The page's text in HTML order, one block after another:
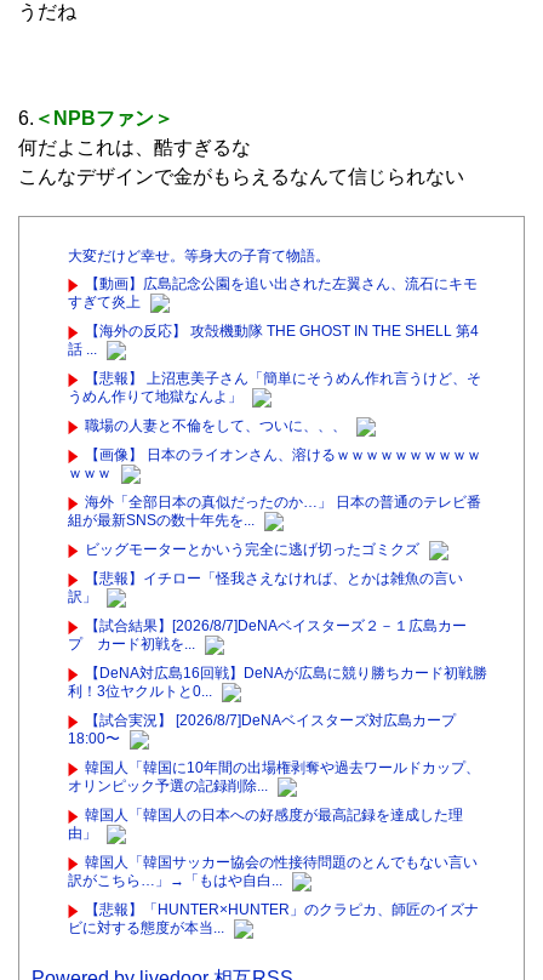
うだね
6. ＜NPBファン＞
何だよこれは、酷すぎるな
こんなデザインで金がもらえるなんて信じられない
大変だけど幸せ。等身大の子育て物語。
【動画】広島記念公園を追い出された左翼さん、流石にキモ
すぎて炎上
【海外の反応】 攻殻機動隊 THE GHOST IN THE SHELL 第4
話 ...
【悲報】 上沼恵美子さん「簡単にそうめん作れ言うけど、そ
うめん作りて地獄なんよ」
職場の人妻と不倫をして、ついに、、、
【画像】 日本のライオンさん、溶けるｗｗｗｗｗｗｗｗｗｗ
ｗｗｗ
海外「全部日本の真似だったのか…」 日本の普通のテレビ番
組が最新SNSの数十年先を...
ビッグモーターとかいう完全に逃げ切ったゴミクズ
【悲報】イチロー「怪我さえなければ、とかは雑魚の言い
訳」
【試合結果】[2026/8/7]DeNAベイスターズ２－１広島カー
プ カード初戦を...
【DeNA対広島16回戦】DeNAが広島に競り勝ちカード初戦勝
利！3位ヤクルトと0...
【試合実況】 [2026/8/7]DeNAベイスターズ対広島カープ
18:00〜
韓国人「韓国に10年間の出場権剥奪や過去ワールドカップ、
オリンピック予選の記録削除...
韓国人「韓国人の日本への好感度が最高記録を達成した理
由」
韓国人「韓国サッカー協会の性接待問題のとんでもない言い
訳がこちら…」→「もはや自白...
【悲報】「HUNTER×HUNTER」のクラピカ、師匠のイズナ
ビに対する態度が本当...